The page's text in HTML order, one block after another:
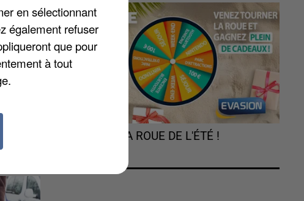
Loir,
TOURNEZ LA ROUE DE L'ÉTÉ !
en sélectionnant
également refuser
que pour
à tout